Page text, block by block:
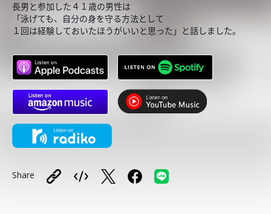
長男と参加した４１歳の男性は
「泳げても、自分の身を守る方法として
１回は経験しておいたほうがいいと思った」と話しました。
Share